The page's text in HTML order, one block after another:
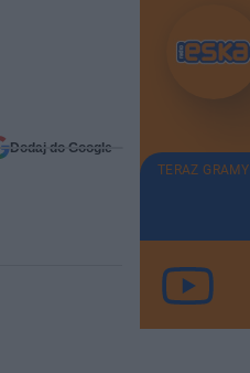
Dodaj do Google
TERAZ GRAMY